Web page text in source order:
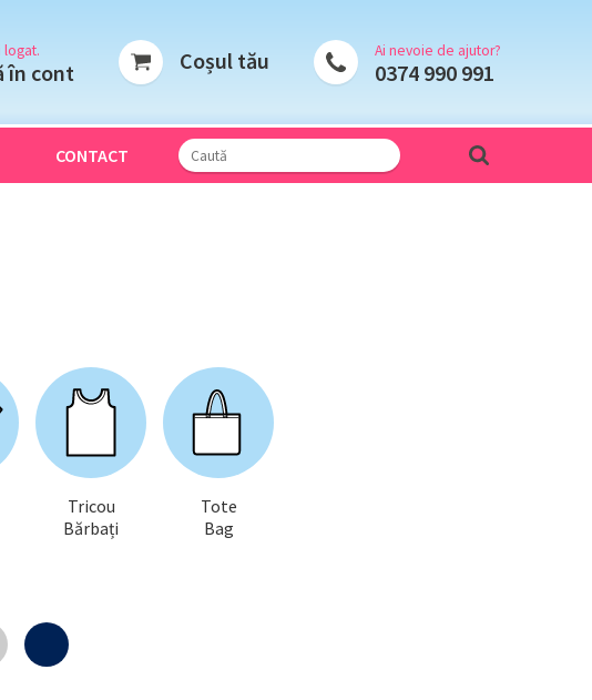
logat.
în cont Coșul tău Ai nevoie de ajutor?
0374 990 991
CONTACT
Tricou
Bărbați
Tote
Bag